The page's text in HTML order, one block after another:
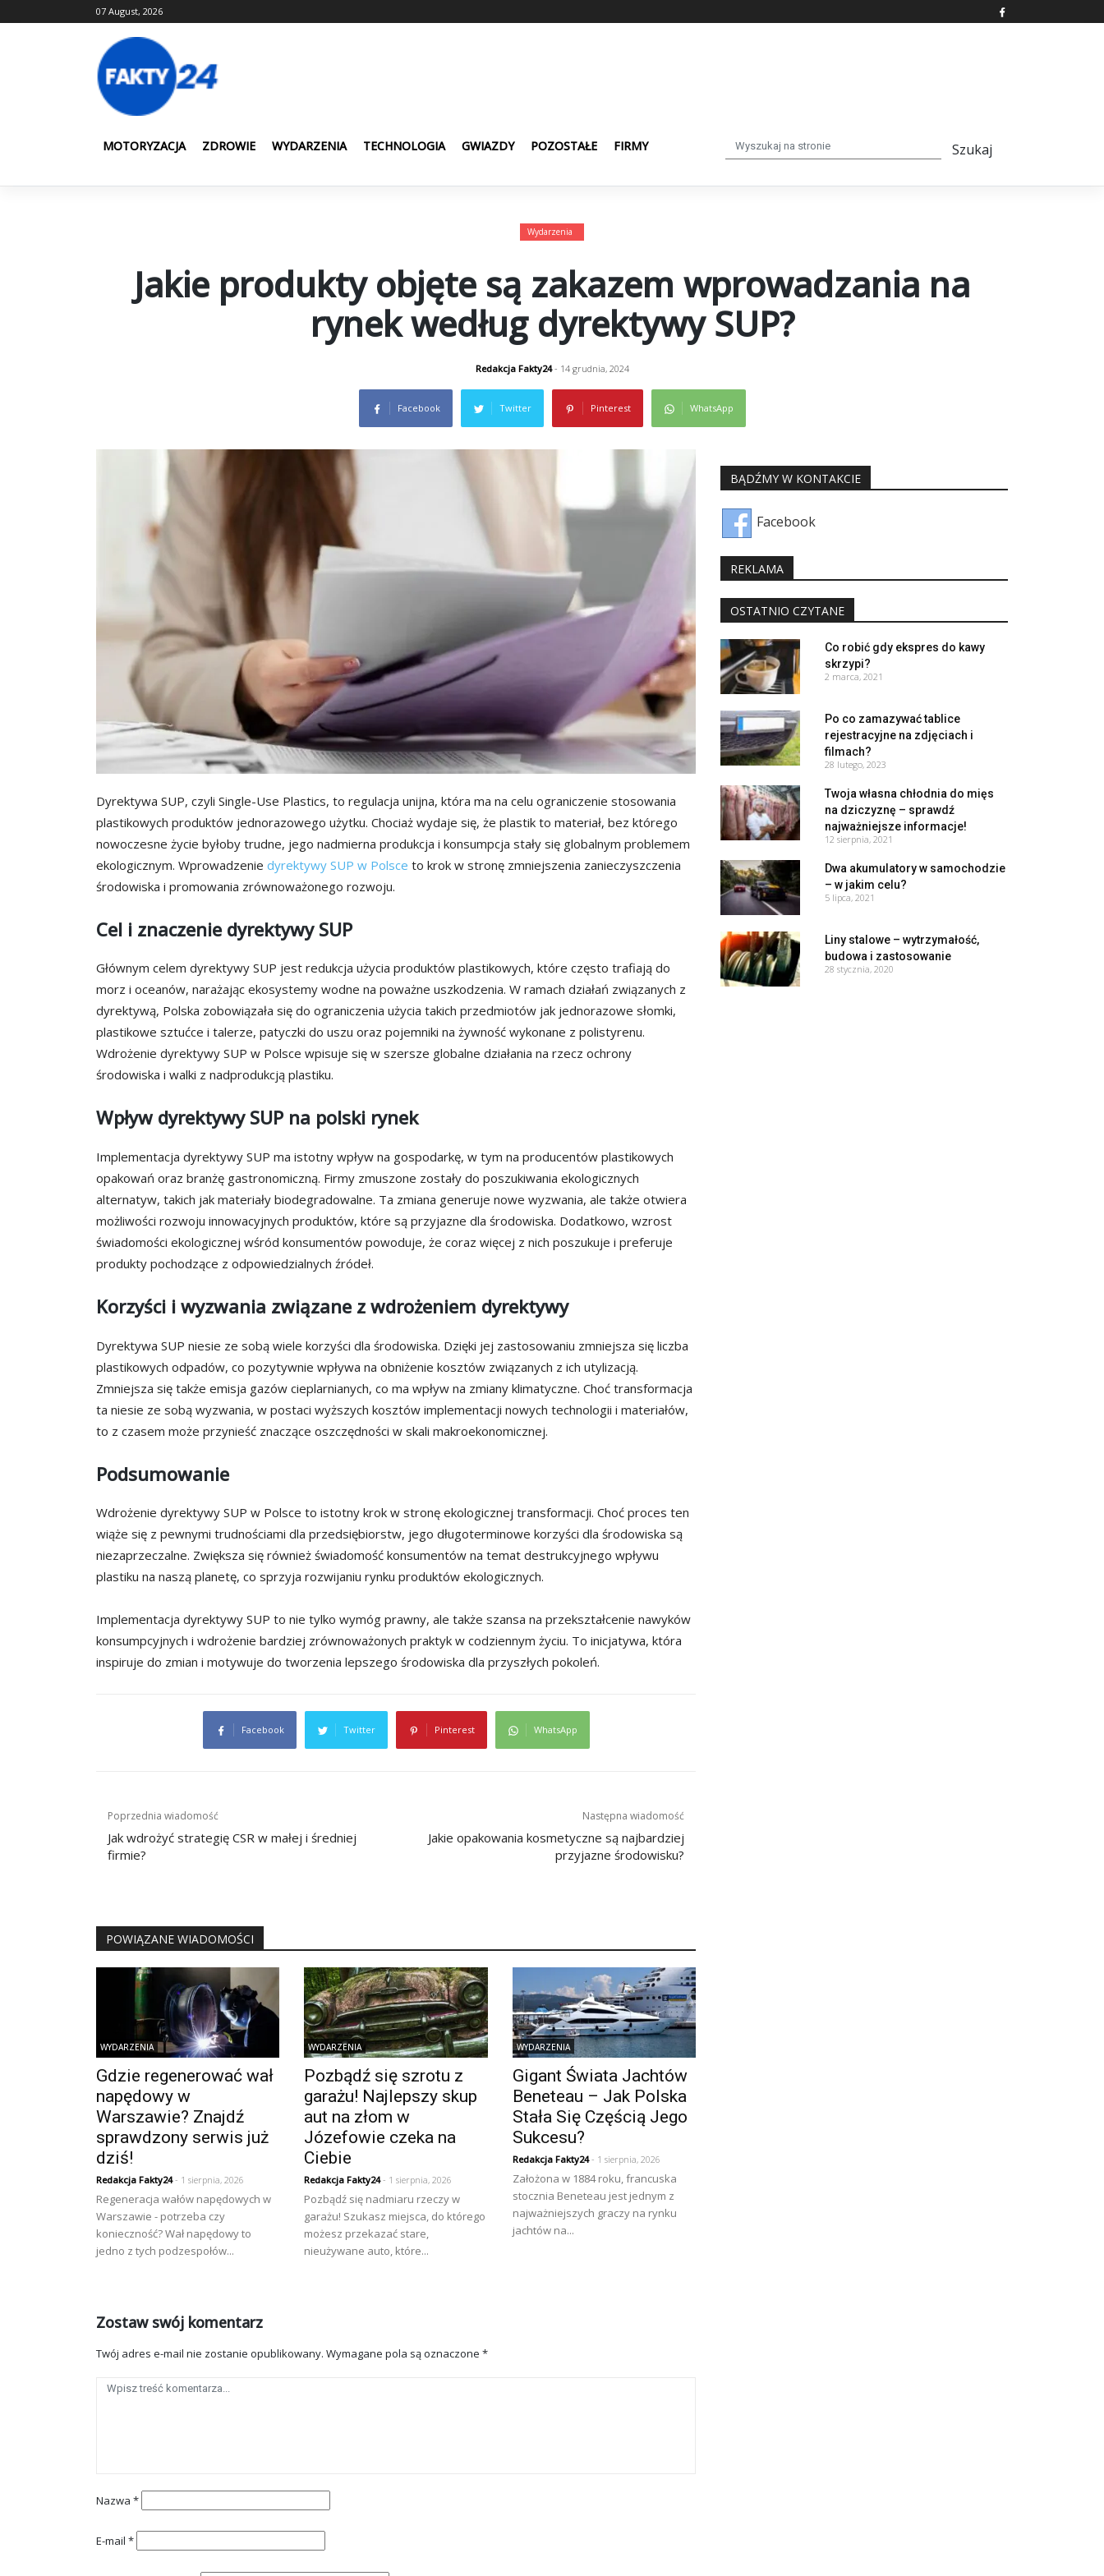
to
07 August, 2026
MOTORYZACJA ZDROWIE WYDARZENIA TECHNOLOGIA GWIAZDY POZOSTAŁE FIRMY
Wydarzenia
Jakie produkty objęte są zakazem wprowadzania na
rynek według dyrektywy SUP?
Redakcja Fakty24- 14 grudnia, 2024
Facebook Twitter Pinterest WhatsApp
Dyrektywa SUP, czyli Single-Use Plastics, to regulacja unijna, która ma na celu ograniczenie stosowania
plastikowych produktów jednorazowego użytku. Chociaż wydaje się, że plastik to materiał, bez którego
nowoczesne życie byłoby trudne, jego nadmierna produkcja i konsumpcja stały się globalnym problemem
ekologicznym. Wprowadzenie dyrektywy SUP w Polsce to krok w stronę zmniejszenia zanieczyszczenia
środowiska i promowania zrównoważonego rozwoju.
Cel i znaczenie dyrektywy SUP
Głównym celem dyrektywy SUP jest redukcja użycia produktów plastikowych, które często trafiają do
morz i oceanów, narażając ekosystemy wodne na poważne uszkodzenia. W ramach działań związanych z
dyrektywą, Polska zobowiązała się do ograniczenia użycia takich przedmiotów jak jednorazowe słomki,
plastikowe sztućce i talerze, patyczki do uszu oraz pojemniki na żywność wykonane z polistyrenu.
Wdrożenie dyrektywy SUP w Polsce wpisuje się w szersze globalne działania na rzecz ochrony
środowiska i walki z nadprodukcją plastiku.
Wpływ dyrektywy SUP na polski rynek
Implementacja dyrektywy SUP ma istotny wpływ na gospodarkę, w tym na producentów plastikowych
opakowań oraz branżę gastronomiczną. Firmy zmuszone zostały do poszukiwania ekologicznych
alternatyw, takich jak materiały biodegradowalne. Ta zmiana generuje nowe wyzwania, ale także otwiera
możliwości rozwoju innowacyjnych produktów, które są przyjazne dla środowiska. Dodatkowo, wzrost
świadomości ekologicznej wśród konsumentów powoduje, że coraz więcej z nich poszukuje i preferuje
produkty pochodzące z odpowiedzialnych źródeł.
Korzyści i wyzwania związane z wdrożeniem dyrektywy
Dyrektywa SUP niesie ze sobą wiele korzyści dla środowiska. Dzięki jej zastosowaniu zmniejsza się liczba
plastikowych odpadów, co pozytywnie wpływa na obniżenie kosztów związanych z ich utylizacją.
Zmniejsza się także emisja gazów cieplarnianych, co ma wpływ na zmiany klimatyczne. Choć transformacja
ta niesie ze sobą wyzwania, w postaci wyższych kosztów implementacji nowych technologii i materiałów,
to z czasem może przynieść znaczące oszczędności w skali makroekonomicznej.
Podsumowanie
Wdrożenie dyrektywy SUP w Polsce to istotny krok w stronę ekologicznej transformacji. Choć proces ten
wiąże się z pewnymi trudnościami dla przedsiębiorstw, jego długoterminowe korzyści dla środowiska są
niezaprzeczalne. Zwiększa się również świadomość konsumentów na temat destrukcyjnego wpływu
plastiku na naszą planetę, co sprzyja rozwijaniu rynku produktów ekologicznych.
Implementacja dyrektywy SUP to nie tylko wymóg prawny, ale także szansa na przekształcenie nawyków
konsumpcyjnych i wdrożenie bardziej zrównoważonych praktyk w codziennym życiu. To inicjatywa, która
inspiruje do zmian i motywuje do tworzenia lepszego środowiska dla przyszłych pokoleń.
Facebook Twitter Pinterest WhatsApp
Nawigacja
wpisu
Poprzednia wiadomość
Jak wdrożyć strategię CSR w małej i średniej
firmie?
Następna wiadomość
Jakie opakowania kosmetyczne są najbardziej
przyjazne środowisku?
POWIĄZANE WIADOMOŚCI
WYDARZENIA
Gdzie regenerować wał
napędowy w
Warszawie? Znajdź
sprawdzony serwis już
dziś!
Redakcja Fakty24- 1 sierpnia, 2026
Regeneracja wałów napędowych w
Warszawie - potrzeba czy
konieczność? Wał napędowy to
jedno z tych podzespołów...
WYDARZENIA
Pozbądź się szrotu z
garażu! Najlepszy skup
aut na złom w
Józefowie czeka na
Ciebie
Redakcja Fakty24- 1 sierpnia, 2026
Pozbądź się nadmiaru rzeczy w
garażu! Szukasz miejsca, do którego
możesz przekazać stare,
nieużywane auto, które...
WYDARZENIA
Gigant Świata Jachtów
Beneteau – Jak Polska
Stała Się Częścią Jego
Sukcesu?
Redakcja Fakty24- 1 sierpnia, 2026
Założona w 1884 roku, francuska
stocznia Beneteau jest jednym z
najważniejszych graczy na rynku
jachtów na...
Zostaw swój komentarz
Twój adres e-mail nie zostanie opublikowany. Wymagane pola są oznaczone *
Nazwa *
E-mail *
BĄDŹMY W KONTAKCIE
Facebook
REKLAMA
OSTATNIO CZYTANE
Co robić gdy ekspres do kawy
skrzypi?
2 marca, 2021
Po co zamazywać tablice
rejestracyjne na zdjęciach i
filmach?
28 lutego, 2023
Twoja własna chłodnia do mięs
na dziczyznę – sprawdź
najważniejsze informacje!
12 sierpnia, 2021
Dwa akumulatory w samochodzie
– w jakim celu?
5 lipca, 2021
Liny stalowe – wytrzymałość,
budowa i zastosowanie
28 stycznia, 2020